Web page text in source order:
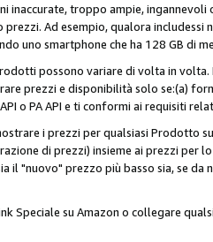
inaccurate, troppo ampie,
Ad esempio, qualora includessi
uno smartphone che ha 128 GB di
possono variare di volta in
prezzi e disponibilità solo se:(a)
o PA API e ti conformi ai requisiti
i prezzi per qualsiasi Prodotto
di prezzi) insieme ai prezzi
il "nuovo" prezzo più basso sia, se
Speciale su Amazon o collegare